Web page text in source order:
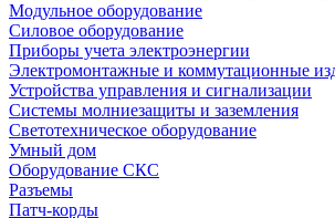
Модульное оборудование
Силовое оборудование
Приборы учета электроэнергии
Электромонтажные и коммутационные
Устройства управления и сигнализации
Системы молниезащиты и заземления
Светотехническое оборудование
Умный дом
Оборудование СКС
Разъемы
Патч-корды